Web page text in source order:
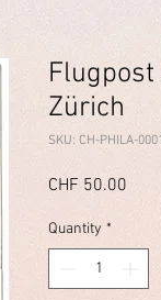
Zürich
SKU: CH-PHILA-
CHF 50.00
Quantity *